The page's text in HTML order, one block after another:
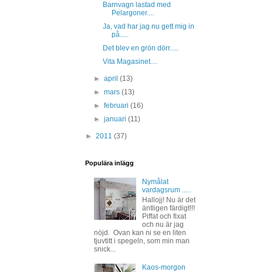
Barnvagn lastad med
Pelargoner....
Ja, vad har jag nu gett mig in
på.....
Det blev en grön dörr.....
Vita Magasinet....
►april(13)
►mars(13)
►februari(16)
►januari(11)
► 2011 (37)
Populära inlägg
Nymålat
vardagsrum .....
Hallojj! Nu är det
äntligen färdigt!!!
Piffat och fixat
och nu är jag
nöjd. Ovan kan ni se en liten
tjuvtitt i spegeln, som min man
snick...
Kaos-morgon